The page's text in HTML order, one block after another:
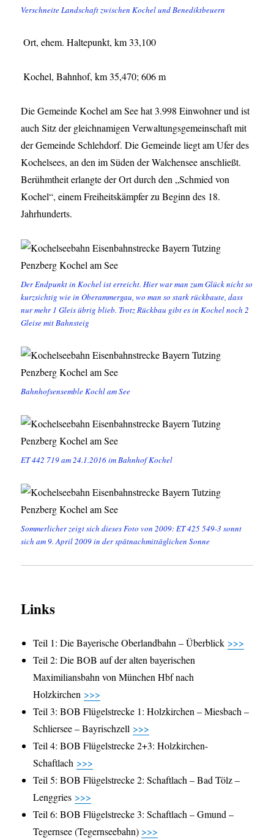
Verschneite Landschaft zwischen Kochel und Benediktbeuern
Ort, ehem. Haltepunkt, km 33,100
Kochel, Bahnhof, km 35,470; 606 m
Die Gemeinde Kochel am See hat 3.998 Einwohner und ist
auch Sitz der gleichnamigen Verwaltungsgemeinschaft mit
der Gemeinde Schlehdorf. Die Gemeinde liegt am Ufer des
Kochelsees, an den im Süden der Walchensee anschließt.
Berühmtheit erlangte der Ort durch den „Schmied von
Kochel“, einem Freiheitskämpfer zu Beginn des 18.
Jahrhunderts.
Der Endpunkt in Kochel ist erreicht. Hier war man zum Glück nicht so
kurzsichtig wie in Oberammergau, wo man so stark rückbaute, dass
nur mehr 1 Gleis übrig blieb. Trotz Rückbau gibt es in Kochel noch 2
Gleise mit Bahnsteig
Bahnhofsensemble Kochl am See
ET 442 719 am 24.1.2016 im Bahnhof Kochel
Sommerlicher zeigt sich dieses Foto von 2009: ET 425 549-3 sonnt
sich am 9. April 2009 in der spätnachmittäglichen Sonne
Links
Teil 1: Die Bayerische Oberlandbahn – Überblick >>>
Teil 2: Die BOB auf der alten bayerischen
Maximiliansbahn von München Hbf nach
Holzkirchen >>>
Teil 3: BOB Flügelstrecke 1: Holzkirchen – Miesbach –
Schliersee – Bayrischzell >>>
Teil 4: BOB Flügelstrecke 2+3: Holzkirchen-
Schaftlach >>>
Teil 5: BOB Flügelstrecke 2: Schaftlach – Bad Tölz –
Lenggries >>>
Teil 6: BOB Flügelstrecke 3: Schaftlach – Gmund –
Tegernsee (Tegernseebahn) >>>